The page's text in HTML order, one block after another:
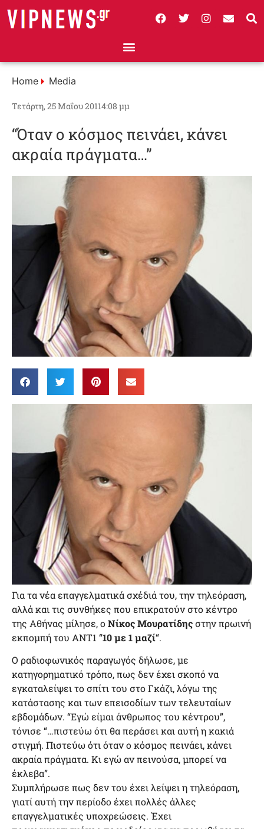
Home Media
Τετάρτη, 25 Μαΐου 20114:08 μμ
“Όταν ο κόσμος πεινάει, κάνει
ακραία πράγματα…”
Για τα νέα επαγγελματικά σχέδιά του, την τηλεόραση,
αλλά και τις συνθήκες που επικρατούν στο κέντρο
της Αθήνας μίλησε, οΝίκος Μουρατίδηςστην πρωινή
εκπομπή του ΑΝΤ1 “10 με 1 μαζί“.
Ο ραδιοφωνικός παραγωγός δήλωσε, με
κατηγορηματικό τρόπο, πως δεν έχει σκοπό να
εγκαταλείψει το σπίτι του στο Γκάζι, λόγω της
κατάστασης και των επεισοδίων των τελευταίων
εβδομάδων. “Εγώ είμαι άνθρωπος του κέντρου”,
τόνισε “…πιστεύω ότι θα περάσει και αυτή η κακιά
στιγμή. Πιστεύω ότι όταν ο κόσμος πεινάει, κάνει
ακραία πράγματα. Κι εγώ αν πεινούσα, μπορεί να
έκλεβα”.
Συμπλήρωσε πως δεν του έχει λείψει η τηλεόραση,
γιατί αυτή την περίοδο έχει πολλές άλλες
επαγγελματικές υποχρεώσεις. Έχει